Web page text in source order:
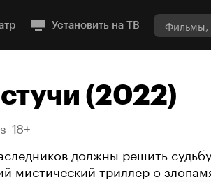
Установить на ТВ
(2022)
18+
должны решить
мистический триллер о